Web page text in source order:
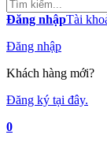
Đăng nhậpTài
Đăng nhập
Khách hàng mới?
Đăng ký tại đây.
0